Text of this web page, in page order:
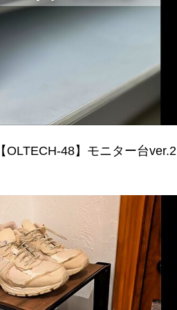
【OLTECH-48】モニター台ver.2